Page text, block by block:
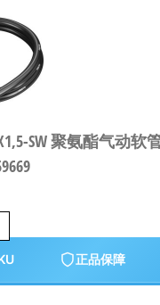
SW 聚氨酯气动软
正品保障